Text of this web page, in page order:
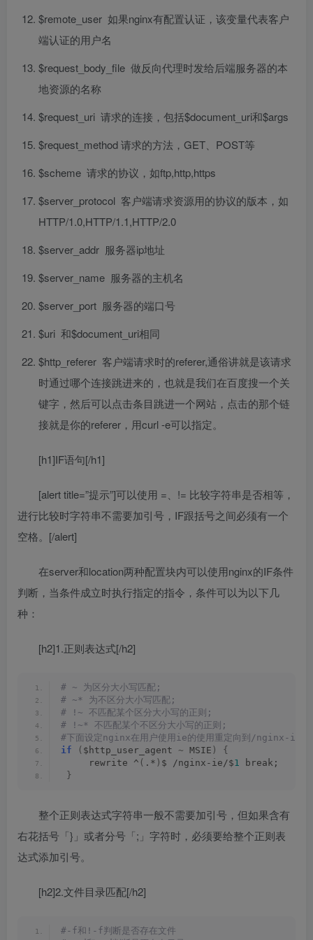
$remote_user 如果nginx有配置认证，该变量代表客户
端认证的用户名
$request_body_file 做反向代理时发给后端服务器的本
地资源的名称
$request_uri 请求的连接，包括$document_uri和$args
$request_method 请求的方法，GET、POST等
$scheme 请求的协议，如ftp,http,https
$server_protocol 客户端请求资源用的协议的版本，如
HTTP/1.0,HTTP/1.1,HTTP/2.0
$server_addr 服务器ip地址
$server_name 服务器的主机名
$server_port 服务器的端口号
$uri 和$document_uri相同
$http_referer 客户端请求时的referer,通俗讲就是该请求
时通过哪个连接跳进来的，也就是我们在百度搜一个关
键字，然后可以点击条目跳进一个网站，点击的那个链
接就是你的referer，用curl -e可以指定。
[h1]IF语句[/h1]
[alert title=”提示”]可以使用 =、!= 比较字符串是否相等，
进行比较时字符串不需要加引号，IF跟括号之间必须有一个
空格。[/alert]
在server和location两种配置块内可以使用nginx的IF条件
判断，当条件成立时执行指定的指令，条件可以为以下几
种：
[h2]1.正则表达式[/h2]
# ~ 为区分大小写匹配;
# ~* 为不区分大小写匹配;
# !~ 不匹配某个区分大小写的正则;
# !~* 不匹配某个不区分大小写的正则;
#下面设定nginx在用户使用ie的使用重定向到/nginx-ie
if
( $http_user_agent ~ MSIE )
{
     rewrite ^
( .* ) $ /nginx-ie/$1 break;
}
整个正则表达式字符串一般不需要加引号 ， 但如果含有
右花括号 「} 」 或者分号 「; 」 字符时 ， 必须要给整个正则表
达式添加引号。
[h2]2.文件目录匹配[/h2]
#-f和!-f判断是否存在文件